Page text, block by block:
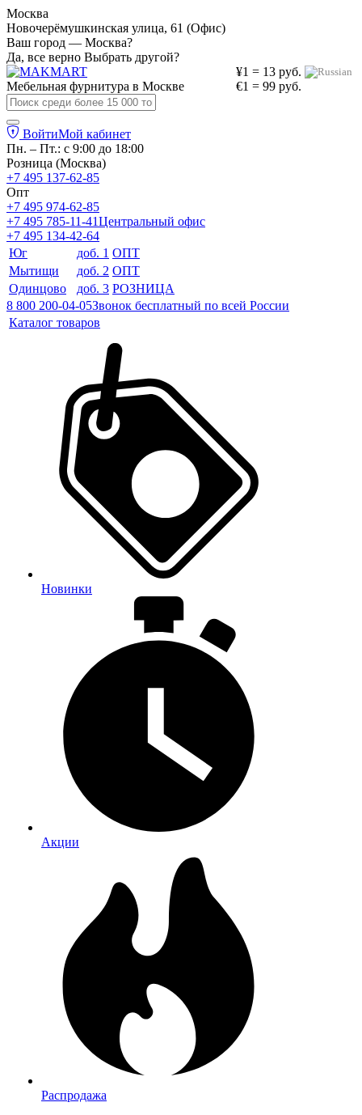
Москва
Новочерёмушкинская улица, 61 (Офис)
Ваш город — Москва?
Да, все верно Выбрать другой?
¥1 = 13 руб.
€1 = 99 руб.
Мебельная фурнитура в Москве
ВойтиМой кабинет
Пн. – Пт.: с 9:00 до 18:00
Розница (Москва)
+7 495 137-62-85
Опт
+7 495 974-62-85
+7 495 785-11-41Центральный офис
+7 495 134-42-64
Юг
доб. 1 ОПТ
Мытищи
доб. 2 ОПТ
Одинцово
доб. 3 РОЗНИЦА
8 800 200-04-05Звонок бесплатный по всей России
Каталог товаров
Новинки
Акции
Распродажа